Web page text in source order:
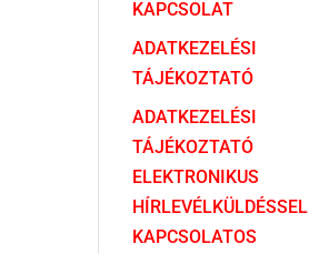
KAPCSOLAT
ADATKEZELÉSI
TÁJÉKOZTATÓ
ADATKEZELÉSI
TÁJÉKOZTATÓ
ELEKTRONIKUS
HÍRLEVÉLKÜLDÉSSEL
KAPCSOLATOS